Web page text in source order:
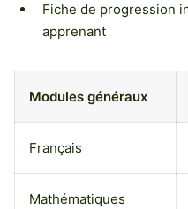
Fiche de progression
apprenant
Modules généraux
Français
Mathématiques